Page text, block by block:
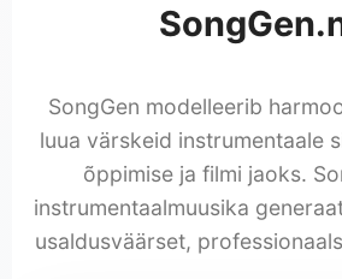
SongGen modelleerib
luua värskeid instrumentaale
õppimise ja filmi jaoks.
instrumentaalmuusika
usaldusväärset,